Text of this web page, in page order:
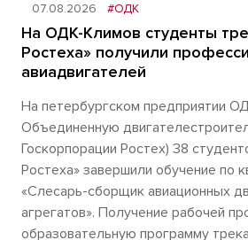
07.08.2026 #ОДК
На ОДК-Климов студенты
Ростеха» получили
авиадвигателей
На петербургском предприятии
Объединенную
Госкорпорации Ростех) 38
Ростеха» завершили обучение по
«Слесарь-сборщик авиационных
агрегатов». Получение рабочей
образовательную программу